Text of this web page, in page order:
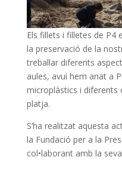
Els fillets i filletes de P4
la preservació de la
treballar diferents
aules, avui hem anat a
microplàstics i
platja.
S’ha realitzat aquesta
la Fundació per a la
col•laborant amb la